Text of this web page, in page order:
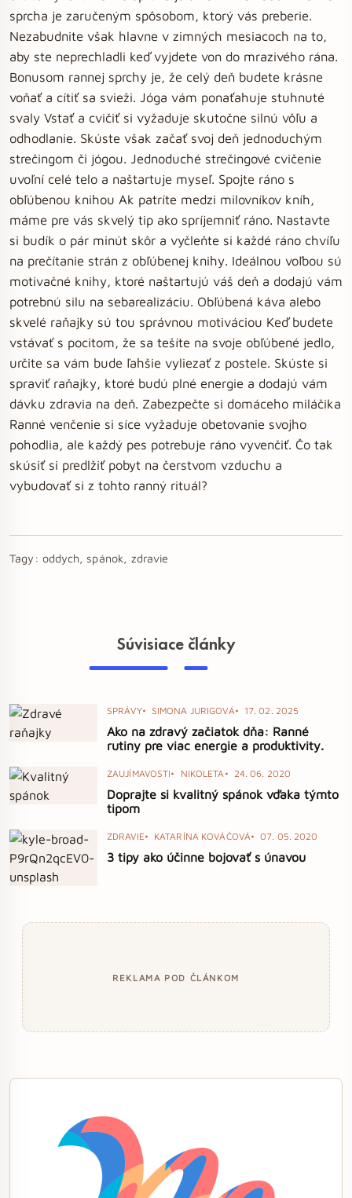
sprcha je zaručeným spôsobom, ktorý vás preberie.
Nezabudnite však hlavne v zimných mesiacoch na to,
aby ste neprechladli keď vyjdete von do mrazivého rána.
Bonusom rannej sprchy je, že celý deň budete krásne
voňať a cítiť sa svieži. Jóga vám ponaťahuje stuhnuté
svaly Vstať a cvičiť si vyžaduje skutočne silnú vôľu a
odhodlanie. Skúste však začať svoj deň jednoduchým
strečingom či jógou. Jednoduché strečingové cvičenie
uvoľní celé telo a naštartuje myseľ. Spojte ráno s
obľúbenou knihou Ak patríte medzi milovníkov kníh,
máme pre vás skvelý tip ako spríjemniť ráno. Nastavte
si budík o pár minút skôr a vyčleňte si každé ráno chvíľu
na prečítanie strán z obľúbenej knihy. Ideálnou voľbou sú
motivačné knihy, ktoré naštartujú váš deň a dodajú vám
potrebnú silu na sebarealizáciu. Obľúbená káva alebo
skvelé raňajky sú tou správnou motiváciou Keď budete
vstávať s pocitom, že sa tešíte na svoje obľúbené jedlo,
určite sa vám bude ľahšie vyliezať z postele. Skúste si
spraviť raňajky, ktoré budú plné energie a dodajú vám
dávku zdravia na deň. Zabezpečte si domáceho miláčika
Ranné venčenie si síce vyžaduje obetovanie svojho
pohodlia, ale každý pes potrebuje ráno vyvenčiť. Čo tak
skúsiť si predlžiť pobyt na čerstvom vzduchu a
vybudovať si z tohto ranný rituál?
Tagy: oddych, spánok, zdravie
Súvisiace články
SPRÁVY SIMONA JURIGOVÁ 17. 02. 2025
Ako na zdravý začiatok dňa: Ranné
rutiny pre viac energie a produktivity.
ZAUJÍMAVOSTI NIKOLETA 24. 06. 2020
Doprajte si kvalitný spánok vďaka týmto
tipom
ZDRAVIE KATARÍNA KOVÁČOVÁ 07. 05. 2020
3 tipy ako účinne bojovať s únavou
REKLAMA POD ČLÁNKOM